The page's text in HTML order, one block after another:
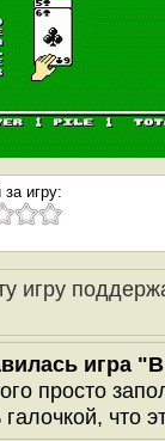
за игру:
игру
игра
просто
галочкой, что